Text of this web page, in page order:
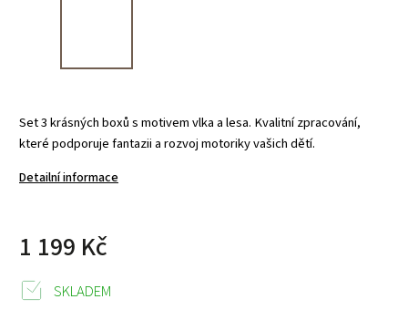
Set 3 krásných boxů s motivem vlka a lesa. Kvalitní zpracování,
které podporuje fantazii a rozvoj motoriky vašich dětí.
Detailní informace
1 199 Kč
SKLADEM